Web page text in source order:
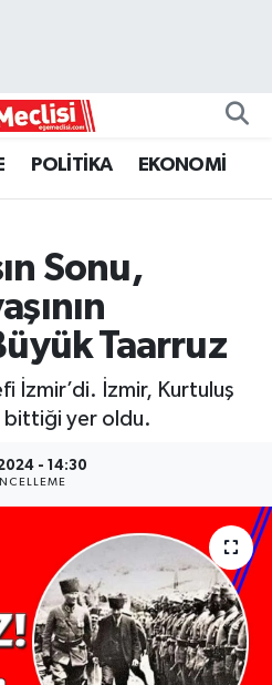
POLİTİKA EKONOMİ
Sonu,
Taarruz
İzmir’di. İzmir, Kurtuluş
bittiği yer oldu.
- 14:30